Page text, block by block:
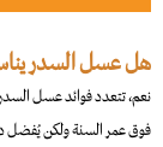
هل عسل السدر
نعم، تتعدد فوائد عسل السدر
فوق عمر السنة ولكن يُفضل